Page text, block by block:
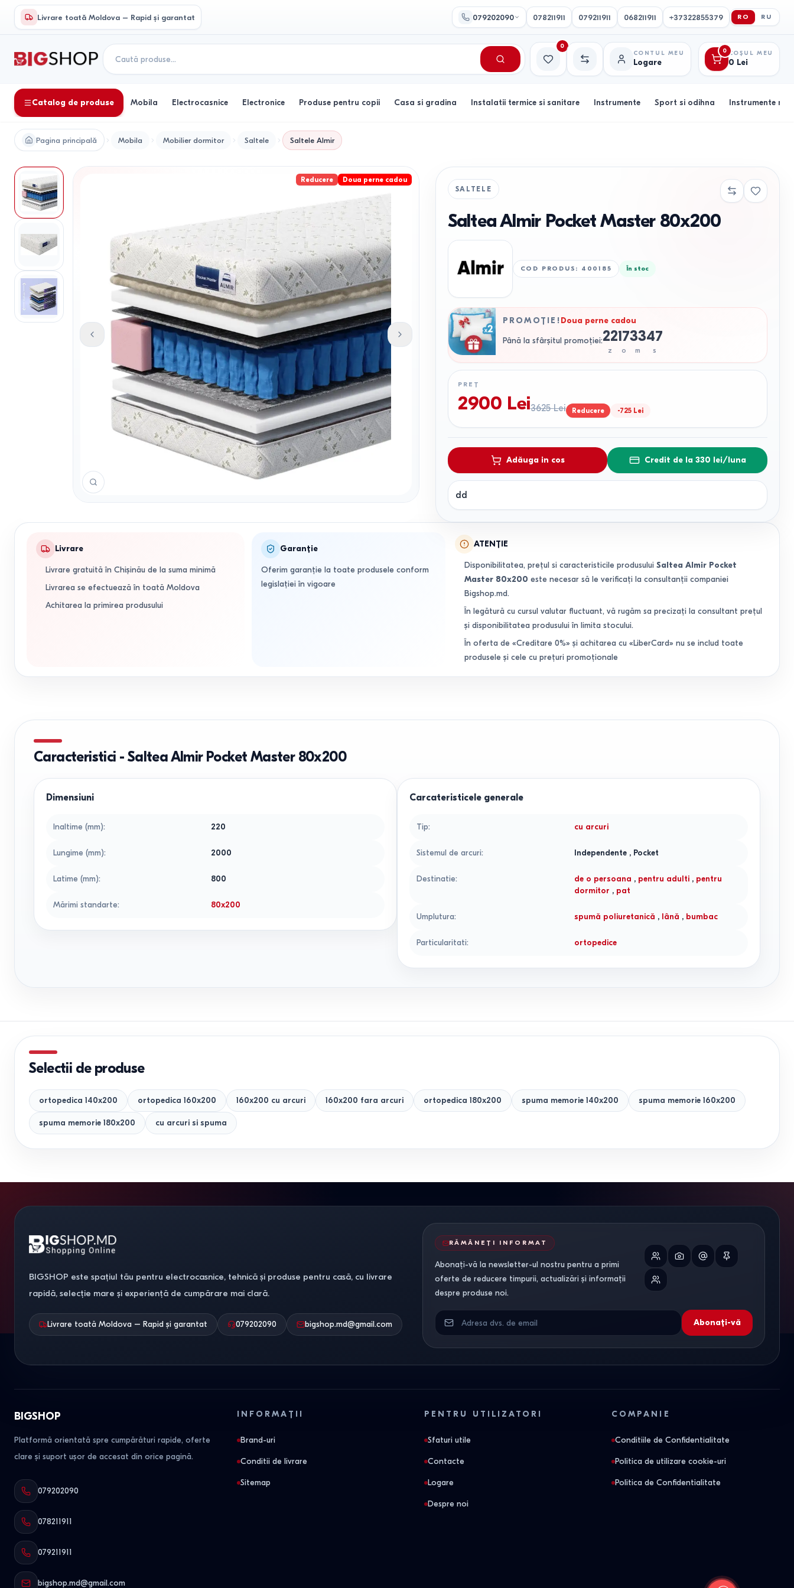
Livrare toată Moldova – Rapid și garantat 079202090 078211911 079211911 068211911 +37322855379 RO RU
Favorite
0
Comparație
CONTUL MEU
Logare
0 COȘUL MEU
0 Lei
Catalog de produse Mobila Electrocasnice Electronice Produse pentru copii Casa si gradina Instalatii termice si sanitare Instrumente Sport si odihna Instrumente
Pagina principală Mobila Mobilier dormitor Saltele Saltele Almir
Reducere
Doua perne cadou
SALTELE
Saltea Almir Pocket Master 80x200
COD PRODUS : 400185 În stoc
PROMOȚIE ! Doua perne cadou
Până la sfârșitul promoției:22
z
17
o
33
m
46
s
PREȚ
2900 Lei3625 Lei Reducere -725 Lei
Adăuga in cos Credit de la 330 lei/luna
dd
Livrare
Livrare gratuită în Chișinău de la suma minimă
Livrarea se efectuează în toată Moldova
Achitarea la primirea produsului
Garanție
Oferim garanție la toate produsele conform
legislației în vigoare
ATENȚIE
Disponibilitatea, prețul si caracteristicile produsului Saltea Almir Pocket
Master 80x200 este necesar să le verificați la consultanții companiei
Bigshop.md.
În legătură cu cursul valutar fluctuant, vă rugăm sa precizați la consultant prețul
și disponibilitatea produsului în limita stocului.
În oferta de «Creditare 0%» și achitarea cu «LiberCard» nu se includ toate
produsele și cele cu prețuri promoționale
Caracteristici - Saltea Almir Pocket Master 80x200
Dimensiuni
Inaltime (mm): 220
Lungime (mm): 2000
Latime (mm): 800
Mărimi standarte: 80x200
Carcateristicele generale
Tip: cu arcuri
Sistemul de arcuri: Independente , Pocket
Destinatie: de o persoana , pentru adulti , pentru
dormitor , pat
Umplutura: spumă poliuretanică , lână , bumbac
Particularitati: ortopedice
Selectii de produse
ortopedica 140x200 ortopedica 160x200 160x200 cu arcuri 160x200 fara arcuri ortopedica 180x200 spuma memorie 140x200 spuma memorie 160x200
spuma memorie 180x200 cu arcuri si spuma
BIGSHOP este spațiul tău pentru electrocasnice, tehnică și produse pentru casă, cu livrare
rapidă, selecție mare și experiență de cumpărare mai clară.
Livrare toată Moldova – Rapid și garantat 079202090 bigshop.md@gmail.com
RĂMÂNEȚI INFORMAT
Abonați-vă la newsletter-ul nostru pentru a primi
oferte de reducere timpurii, actualizări și informații
despre produse noi.
Abonați-vă
BIGSHOP
Platformă orientată spre cumpărături rapide, oferte
clare și suport ușor de accesat din orice pagină.
079202090
078211911
079211911
bigshop.md@gmail.com
INFORMAȚII
Brand-uri
Conditii de livrare
Sitemap
PENTRU UTILIZATORI
Sfaturi utile
Contacte
Logare
Despre noi
COMPANIE
Conditiile de Confidentialitate
Politica de utilizare cookie-uri
Politica de Confidentialitate